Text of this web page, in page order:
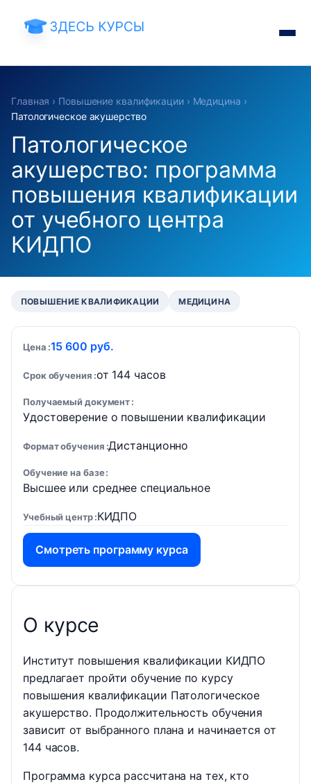
Главная › Повышение квалификации› Медицина ›
Патологическое акушерство
Патологическое
акушерство: программа
повышения квалификации
от учебного центра
КИДПО
ПОВЫШЕНИЕ КВАЛИФИКАЦИИ МЕДИЦИНА
Цена 15 600 руб.
Срок обучения от 144 часов
Получаемый документ
Удостоверение о повышении квалификации
Формат обучения Дистанционно
Обучение на базе
Высшее или среднее специальное
Учебный центр КИДПО
Смотреть программу курса
О курсе
Институт повышения квалификации КИДПО
предлагает пройти обучение по курсу
повышения квалификации Патологическое
акушерство. Продолжительность обучения
зависит от выбранного плана и начинается от
144 часов.
Программа курса рассчитана на тех, кто